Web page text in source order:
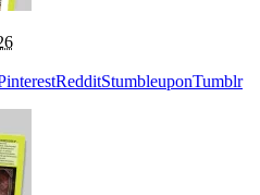
RedditStumbleuponTumblr